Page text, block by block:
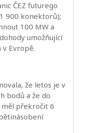
ČEZ futurego
900 konektorů);
100 MW a
umožňující
Evropě.
že letos je v
bodů a že do
překročit 6